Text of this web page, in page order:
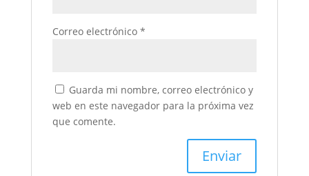
Correo electrónico *
Guarda mi nombre, correo electrónico y
web en este navegador para la próxima vez
que comente.